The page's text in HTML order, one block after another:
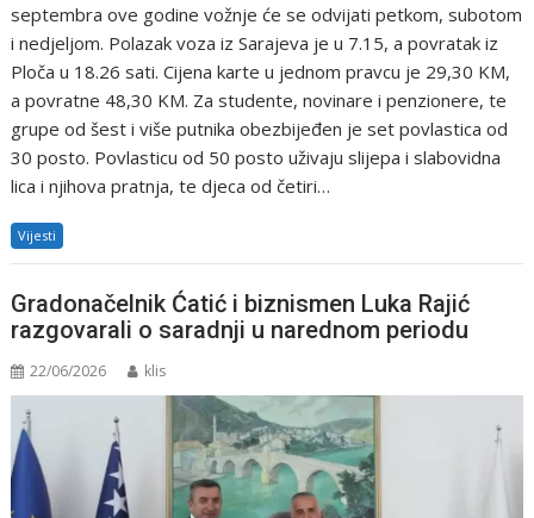
septembra ove godine vožnje će se odvijati petkom, subotom
i nedjeljom. Polazak voza iz Sarajeva je u 7.15, a povratak iz
Ploča u 18.26 sati. Cijena karte u jednom pravcu je 29,30 KM,
a povratne 48,30 KM. Za studente, novinare i penzionere, te
grupe od šest i više putnika obezbijeđen je set povlastica od
30 posto. Povlasticu od 50 posto uživaju slijepa i slabovidna
lica i njihova pratnja, te djeca od četiri…
Vijesti
Gradonačelnik Ćatić i biznismen Luka Rajić
razgovarali o saradnji u narednom periodu
22/06/2026 klis